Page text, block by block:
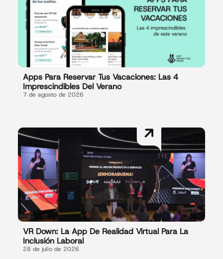
Apps Para Reservar Tus Vacaciones: Las 4
Imprescindibles Del Verano
7 de agosto de 2026
VR Down: La App De Realidad Virtual Para La
Inclusión Laboral
28 de julio de 2026